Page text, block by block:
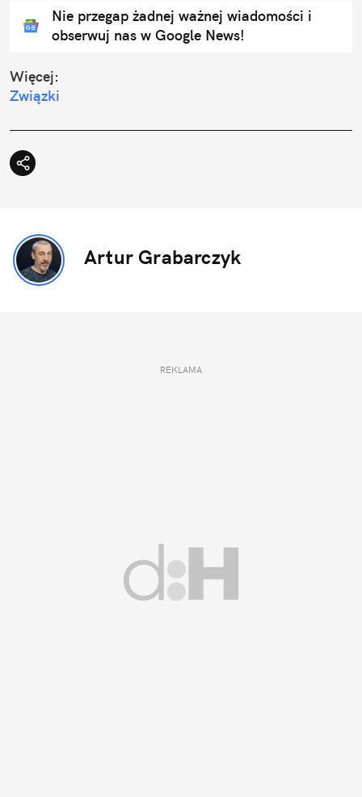
Nie przegap żadnej ważnej wiadomości i
obserwuj nas w Google News!
Więcej:
Związki
Artur Grabarczyk
REKLAMA